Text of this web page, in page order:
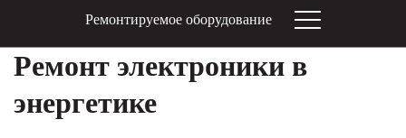
Ремонтируемое оборудование
Ремонт электроники в
энергетике